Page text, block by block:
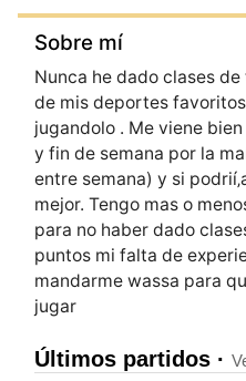
Sobre mí
Nunca he dado clases
de mis deportes
jugandolo . Me viene
y fin de semana por la
entre semana) y si
mejor. Tengo mas o
para no haber dado
puntos mi falta de
mandarme wassa para
jugar
Últimos partidos ·